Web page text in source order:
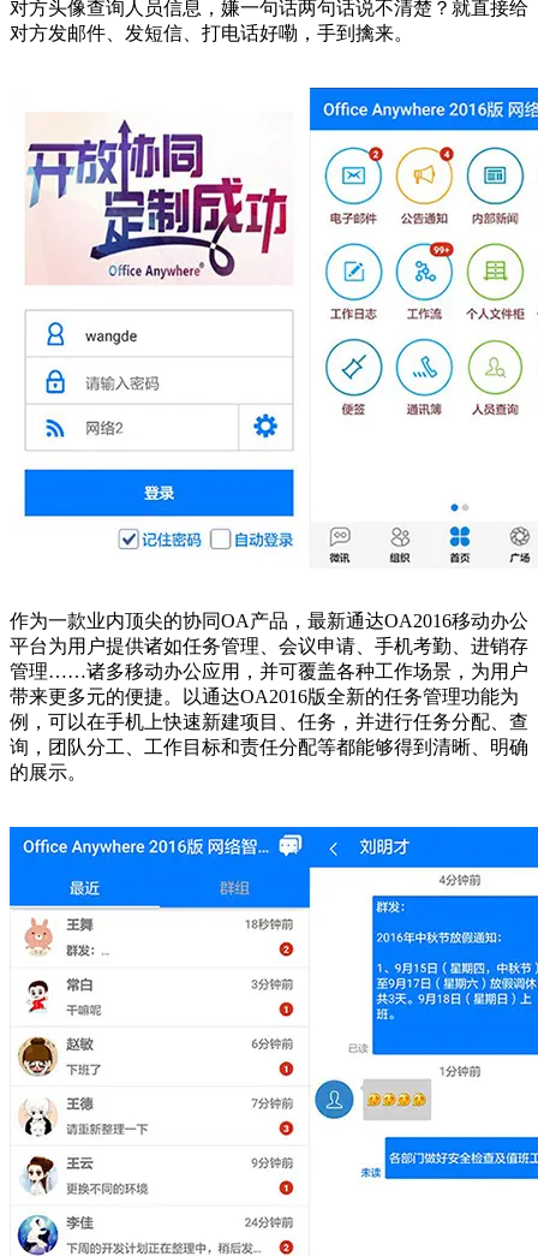
对方头像查询人员信息，嫌一句话两句话说不清楚？就直接给
对方发邮件、发短信、打电话好嘞，手到擒来。
作为一款业内顶尖的协同OA产品，最新通达OA2016移动办公
平台为用户提供诸如任务管理、会议申请、手机考勤、进销存
管理……诸多移动办公应用，并可覆盖各种工作场景，为用户
带来更多元的便捷。以通达OA2016版全新的任务管理功能为
例，可以在手机上快速新建项目、任务，并进行任务分配、查
询，团队分工、工作目标和责任分配等都能够得到清晰、明确
的展示。